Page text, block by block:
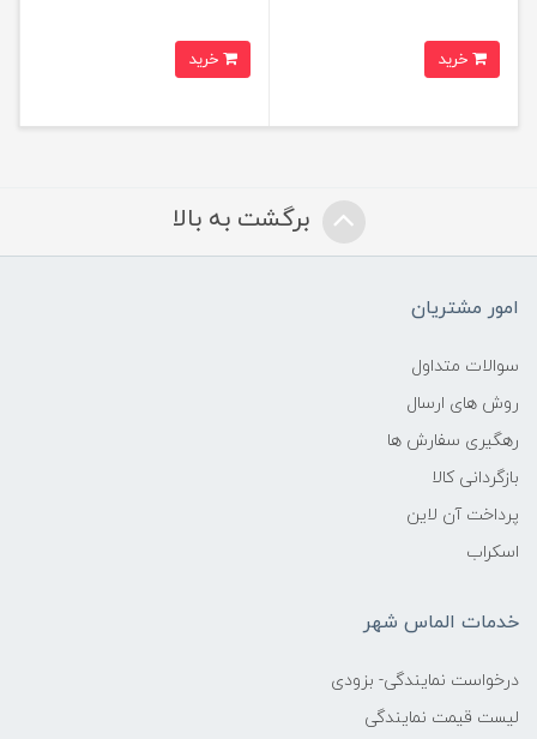
برگشت به بالا
امور مشتریان
سوالات متداول
روش های ارسال
رهگیری سفارش ها
بازگردانی کالا
پرداخت آن لاین
اسکراب
خدمات الماس شهر
درخواست نمایندگی- بزودی
لیست قیمت نمایندگی